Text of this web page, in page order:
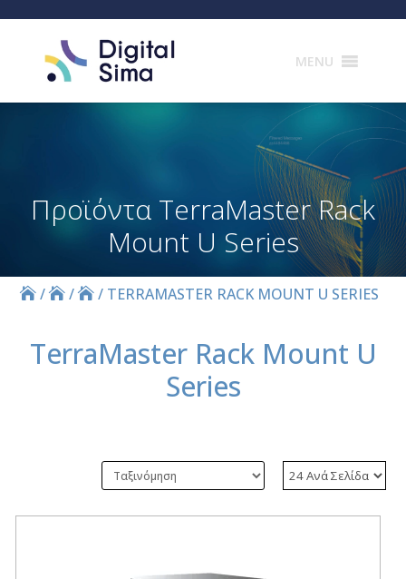
MENU
Προϊόντα TerraMaster Rack
Mount U Series
/ / / TERRAMASTER RACK MOUNT U SERIES
TerraMaster Rack Mount U
Series